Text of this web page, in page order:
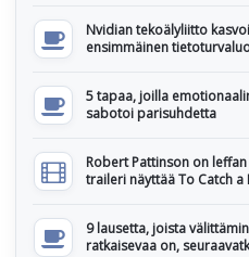
Nvidian tekoälyliitto
ensimmäinen
5 tapaa, joilla
sabotoi parisuhdetta
Robert Pattinson on
traileri näyttää To Catch
9 lausetta, joista
ratkaisevaa on,